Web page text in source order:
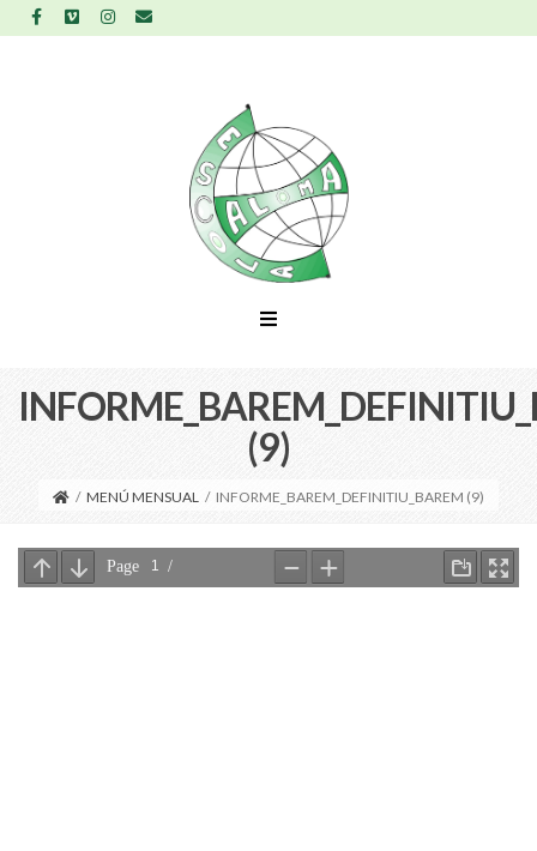
(9)
/ MENÚ MENSUAL / INFORME_BAREM_DEFINITIU_BAREM (9)